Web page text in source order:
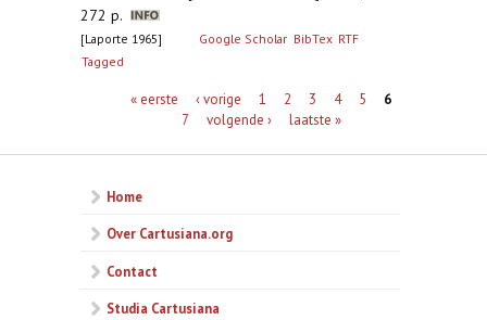
272 p.
[Laporte 1965] Google Scholar BibTex RTF
Tagged
Pagina's« eerste ‹ vorige 1 2 3 4 5
6
7
volgende › laatste »
Home
Over Cartusiana.org
Contact
Studia Cartusiana